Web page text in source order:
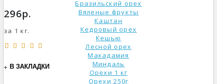
Бразильский орех
Вяленые фрукты
Каштан
Кедровый орех
Кешью
Лесной орех
Макадамия
Миндаль
Орехи 1 кг
Орехи 250г
296р.
за 1 кг.
В ЗАКЛАДКИ